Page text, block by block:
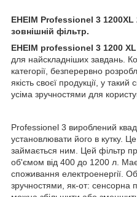
EHEIM Professionel 3
зовнішній фільтр.
EHEIM professionel 3 1200
для найскладніших завдань.
категорії, безперервно
якість своєї продукції, у
усіма зручностями для
Professionel 3 вироблений
установлювати його в кутку.
займається ним. Цей фільтр
об'ємом від 400 до 1200 л. Має
споживання електроенергії.
зручностями, як-от: сенсорна